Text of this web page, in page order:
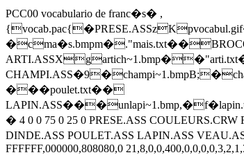
PCC00 vocabulario de franc�s� ,
���poulet.txt��
� 4 0 0 75 0 25 0 PRESE.ASS
DINDE.ASS POULET.ASS LAPIN.ASS
FFFFFF,000000,808080,0